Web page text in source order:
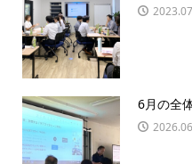
6月の全